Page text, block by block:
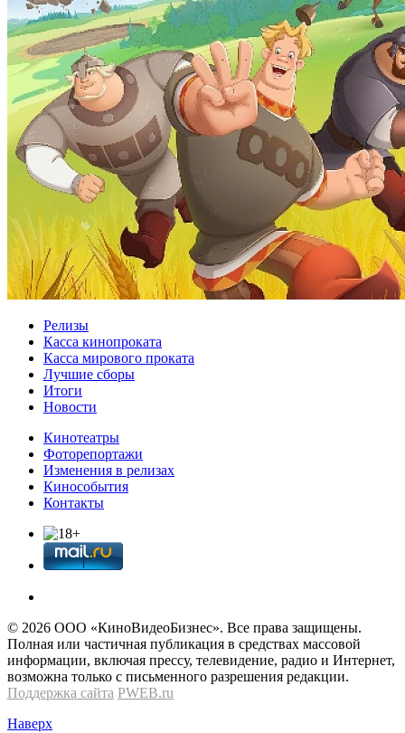
Релизы
Касса кинопроката
Касса мирового проката
Лучшие сборы
Итоги
Новости
Кинотеатры
Фоторепортажи
Изменения в релизах
Кинособытия
Контакты
© 2026 OOО «КиноВидеоБизнес». Все права защищены.
Полная или частичная публикация в средствах массовой
информации, включая прессу, телевидение, радио и Интернет,
возможна только с письменного разрешения редакции.
Поддержка сайта PWEB.ru
Наверх